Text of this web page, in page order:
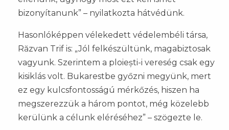
bizonyítanunk” – nyilatkozta hátvédünk.
Hasonlóképpen vélekedett védelembéli társa,
Răzvan Trif is: „Jól felkészültünk, magabiztosak
vagyunk. Szerintem a ploiești-i vereség csak egy
kisiklás volt. Bukarestbe győzni megyünk, mert
ez egy kulcsfontosságú mérkőzés, hiszen ha
megszerezzük a három pontot, még közelebb
kerülünk a célunk eléréséhez” – szögezte le.